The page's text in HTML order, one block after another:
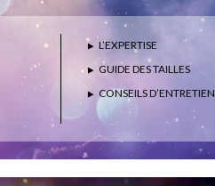
L’EXPERTISE
GUIDE DES TAILLES
CONSEILS D’ENTRETIEN